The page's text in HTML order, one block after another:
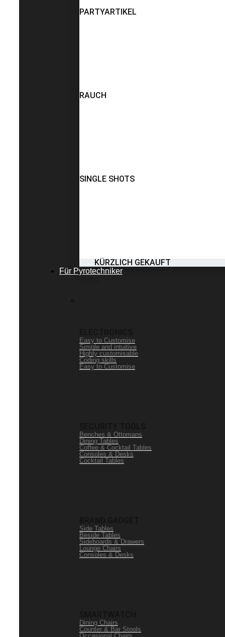
PARTYARTIKEL
RAUCH
SINGLE SHOTS
KÜRZLICH GEKAUFT
Für Pyrotechniker
Easy to Customise
Simple and intuitive
Highly customisable
Coding skills
Easy to Customise
Benches & Ottomans
Dining Tables
Coffee & Cocktail Tables
Consoles & Desks
Cocktail Tables
Side Tables
Beside Tables
Sideboards & Drawers
Lounge Chairs
Consoles & Desks
Dining Chairs
Counter & Bar Stools